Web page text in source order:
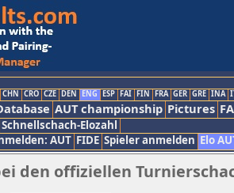
CHN CRO CZE DEN ENG ESP FAI FIN FRA GER GRE INA
AUT championship Pictures
Schnellschach-Elozahl
AUT FIDE Spieler anmelden Elo
den offiziellen